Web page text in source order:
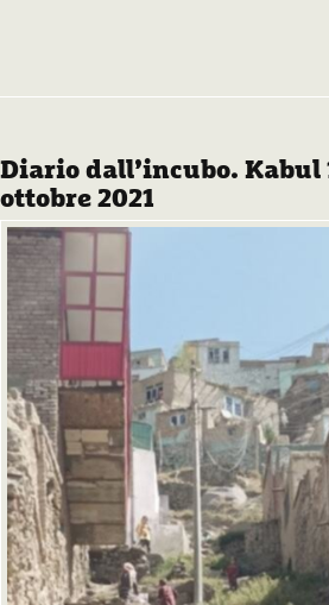
Diario dall’incubo. Kabul
ottobre 2021